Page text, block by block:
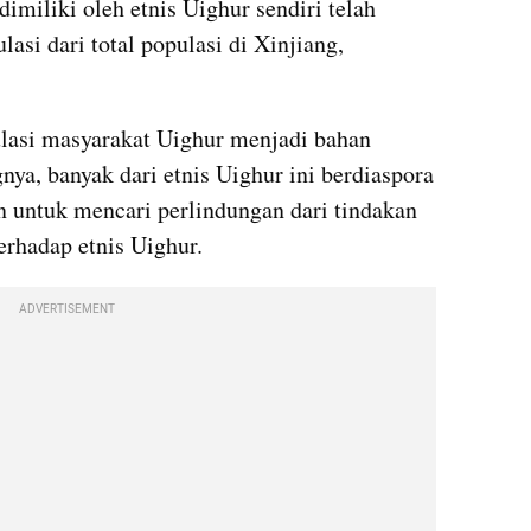
oleh etnis Uighur sendiri telah
dari total populasi di Xinjiang,
masyarakat Uighur menjadi bahan
banyak dari etnis Uighur ini berdiaspora
untuk mencari perlindungan dari tindakan
etnis Uighur.
ADVERTISEMENT